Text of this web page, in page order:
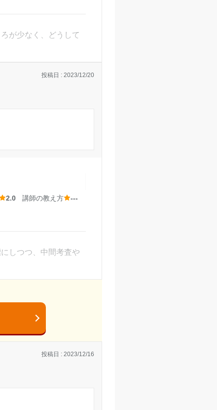
が少なく、どうして
で、質問対応の先生
成績の相談も周りを
もできます。駐輪場
、テスト期間などの
投稿日 : 2023/12/20
2.0 講師の教え方 ---
しつつ、中間考査や
。また、学校とは違
にもなると自分でや
投稿日 : 2023/12/16